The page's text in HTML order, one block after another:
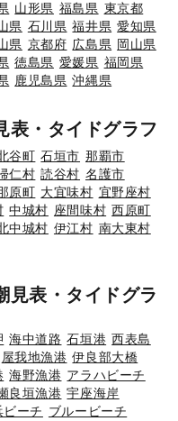
山形県 福島県 東京都
県 石川県 福井県 愛知県
県 京都府 広島県 岡山県
徳島県 愛媛県 福岡県
鹿児島県 沖縄県
表・タイドグラフ
谷町 石垣市 那覇市
仁村 読谷村 名護市
原町 大宜味村 宜野座村
中城村 座間味村 西原町
中城村 伊江村 南大東村
見表・タイドグラ
海中道路 石垣港 西表島
屋我地漁港 伊良部大橋
海野漁港 アラハビーチ
良垣漁港 宇座海岸
ビーチ ブルービーチ